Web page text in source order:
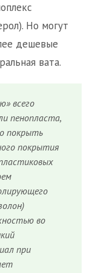
Но могут
дешевые
вата.
всего
пенопласта,
покрыть
покрытия
во
при